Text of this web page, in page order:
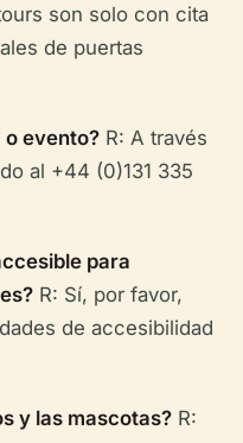
son solo con cita
de puertas
o evento? R: A través
al +44 (0)131 335
para
R: Sí, por favor,
de accesibilidad
y las mascotas? R: